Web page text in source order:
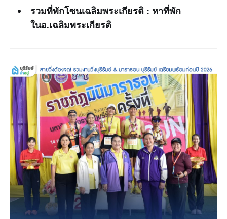
รวมที่พักโซนเฉลิมพระเกียรติ : หาที่พัก
ในอ.เฉลิมพระเกียรติ